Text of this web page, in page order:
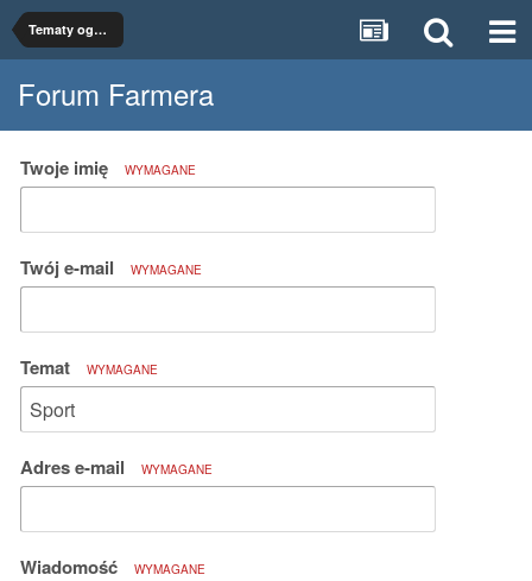
Tematy ogólne
Forum Farmera
Twoje imię WYMAGANE
Twój e-mail WYMAGANE
Temat WYMAGANE
Adres e-mail WYMAGANE
Wiadomość WYMAGANE